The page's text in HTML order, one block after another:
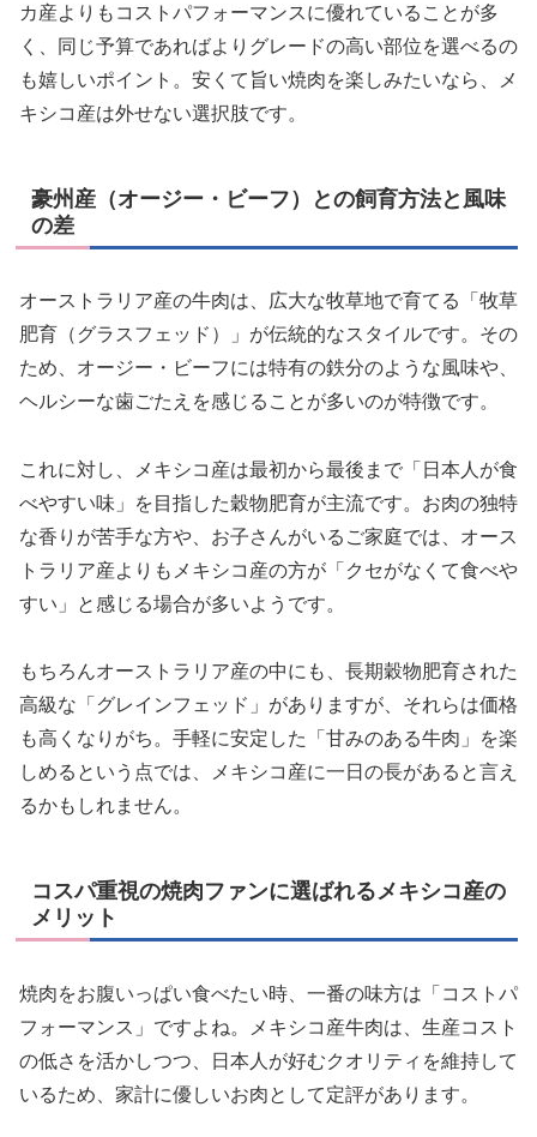
カ産よりもコストパフォーマンスに優れていることが多
く、同じ予算であればよりグレードの高い部位を選べるの
も嬉しいポイント。安くて旨い焼肉を楽しみたいなら、メ
キシコ産は外せない選択肢です。
豪州産（オージー・ビーフ）との飼育方法と風味
の差
オーストラリア産の牛肉は、広大な牧草地で育てる「牧草
肥育（グラスフェッド）」が伝統的なスタイルです。その
ため、オージー・ビーフには特有の鉄分のような風味や、
ヘルシーな歯ごたえを感じることが多いのが特徴です。
これに対し、メキシコ産は最初から最後まで「日本人が食
べやすい味」を目指した穀物肥育が主流です。お肉の独特
な香りが苦手な方や、お子さんがいるご家庭では、オース
トラリア産よりもメキシコ産の方が「クセがなくて食べや
すい」と感じる場合が多いようです。
もちろんオーストラリア産の中にも、長期穀物肥育された
高級な「グレインフェッド」がありますが、それらは価格
も高くなりがち。手軽に安定した「甘みのある牛肉」を楽
しめるという点では、メキシコ産に一日の長があると言え
るかもしれません。
コスパ重視の焼肉ファンに選ばれるメキシコ産の
メリット
焼肉をお腹いっぱい食べたい時、一番の味方は「コストパ
フォーマンス」ですよね。メキシコ産牛肉は、生産コスト
の低さを活かしつつ、日本人が好むクオリティを維持して
いるため、家計に優しいお肉として定評があります。